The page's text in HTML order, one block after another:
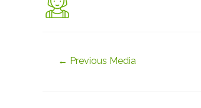
← Previous Media